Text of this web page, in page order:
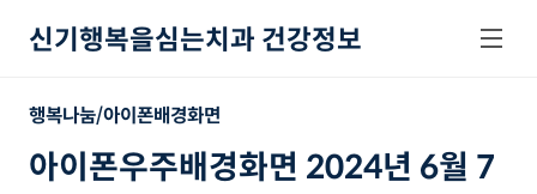
본문 바로가기
신기행복을심는치과 건강정보
행복나눔/아이폰배경화면
아이폰우주배경화면 2024년 6월 7